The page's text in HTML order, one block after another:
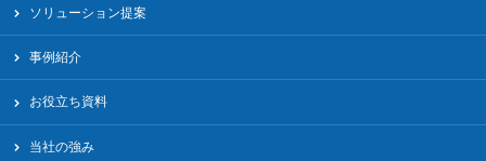
ソリューション提案
事例紹介
お役立ち資料
当社の強み